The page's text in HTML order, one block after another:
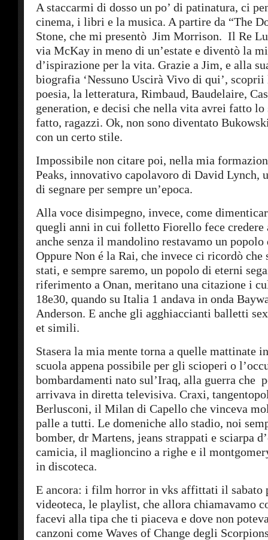
A staccarmi di dosso un po’ di patinatura, ci
cinema, i libri e la musica. A partire da “The
Stone, che mi presentò Jim Morrison. Il Re
via McKay in meno di un’estate e diventò la
d’ispirazione per la vita. Grazie a Jim, e alla
biografia ‘Nessuno Uscirà Vivo di qui’, scoprii
poesia, la letteratura, Rimbaud, Baudelaire,
generation, e decisi che nella vita avrei fatto lo
fatto, ragazzi. Ok, non sono diventato
con un certo stile.
Impossibile non citare poi, nella mia
Peaks, innovativo capolavoro di David Lynch,
di segnare per sempre un’epoca.
Alla voce disimpegno, invece, come
quegli anni in cui folletto Fiorello fece
anche senza il mandolino restavamo un
Oppure Non é la Rai, che invece ci ricordò che
stati, e sempre saremo, un popolo di eterni
riferimento a Onan, meritano una citazione i
18e30, quando su Italia 1 andava in onda
Anderson. E anche gli agghiaccianti balletti
et simili.
Stasera la mia mente torna a quelle mattinate
scuola appena possibile per gli scioperi o
bombardamenti nato sul’Iraq, alla guerra che
arrivava in diretta televisiva. Craxi,
Berlusconi, il Milan di Capello che vinceva
palle a tutti. Le domeniche allo stadio, noi
bomber, dr Martens, jeans strappati e sciarpa
camicia, il maglioncino a righe e il
in discoteca.
E ancora: i film horror in vks affittati il sabato
videoteca, le playlist, che allora chiamavamo
facevi alla tipa che ti piaceva e dove non
canzoni come Waves of Change degli